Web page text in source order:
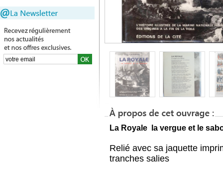
La Royale la vergue et le
Relié avec sa jaquette
tranches salies